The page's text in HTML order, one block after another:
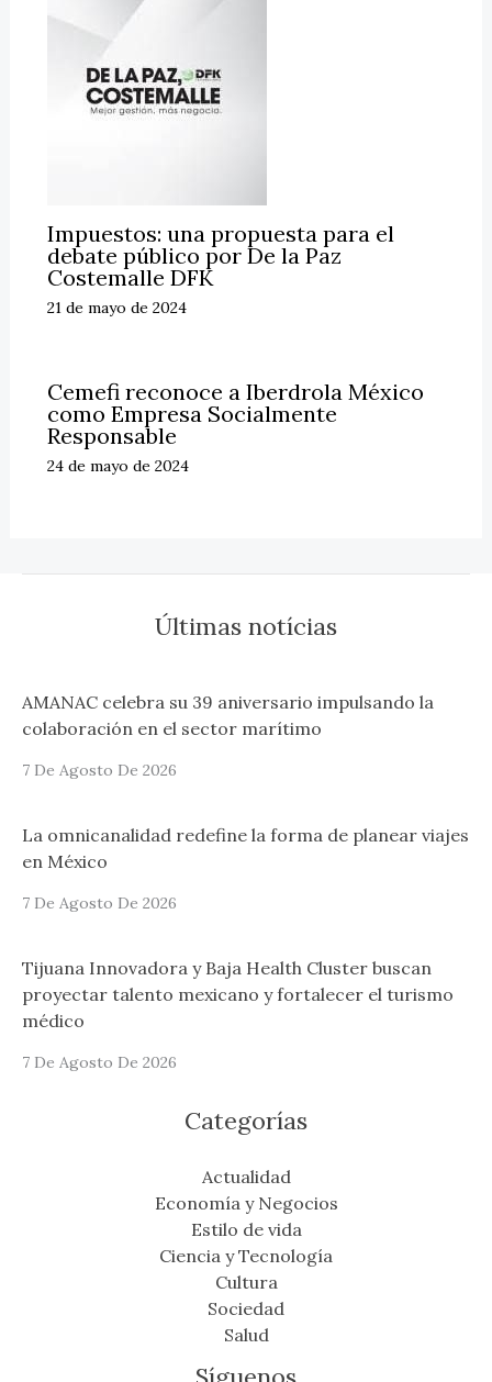
Impuestos: una propuesta para el
debate público por De la Paz
Costemalle DFK
21 de mayo de 2024
Cemefi reconoce a Iberdrola México
como Empresa Socialmente
Responsable
24 de mayo de 2024
Últimas notícias
AMANAC celebra su 39 aniversario impulsando la
colaboración en el sector marítimo
7 De Agosto De 2026
La omnicanalidad redefine la forma de planear viajes
en México
7 De Agosto De 2026
Tijuana Innovadora y Baja Health Cluster buscan
proyectar talento mexicano y fortalecer el turismo
médico
7 De Agosto De 2026
Categorías
Actualidad
Economía y Negocios
Estilo de vida
Ciencia y Tecnología
Cultura
Sociedad
Salud